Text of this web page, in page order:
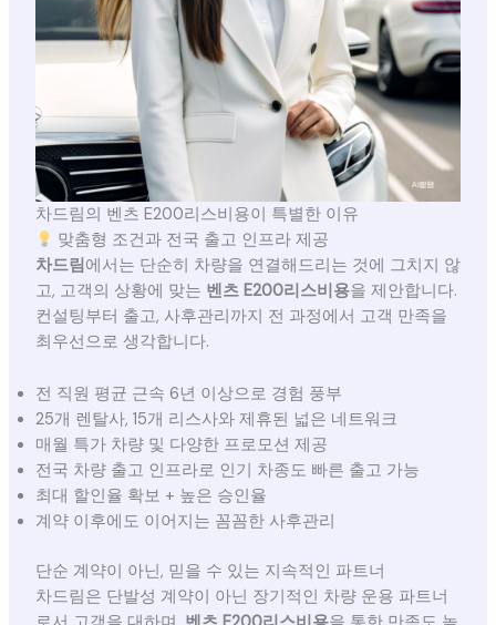
차드림의 벤츠 E200리스비용이 특별한 이유
맞춤형 조건과 전국 출고 인프라 제공
차드림 에서는 단순히 차량을 연결해드리는 것에 그치지 않
고, 고객의 상황에 맞는 벤츠 E200리스비용을 제안합니다.
컨설팅부터 출고, 사후관리까지 전 과정에서 고객 만족을
최우선으로 생각합니다.
전 직원 평균 근속 6년 이상으로 경험 풍부
25개 렌탈사, 15개 리스사와 제휴된 넓은 네트워크
매월 특가 차량 및 다양한 프로모션 제공
전국 차량 출고 인프라로 인기 차종도 빠른 출고 가능
최대 할인율 확보 + 높은 승인율
계약 이후에도 이어지는 꼼꼼한 사후관리
단순 계약이 아닌, 믿을 수 있는 지속적인 파트너
차드림은 단발성 계약이 아닌 장기적인 차량 운용 파트너